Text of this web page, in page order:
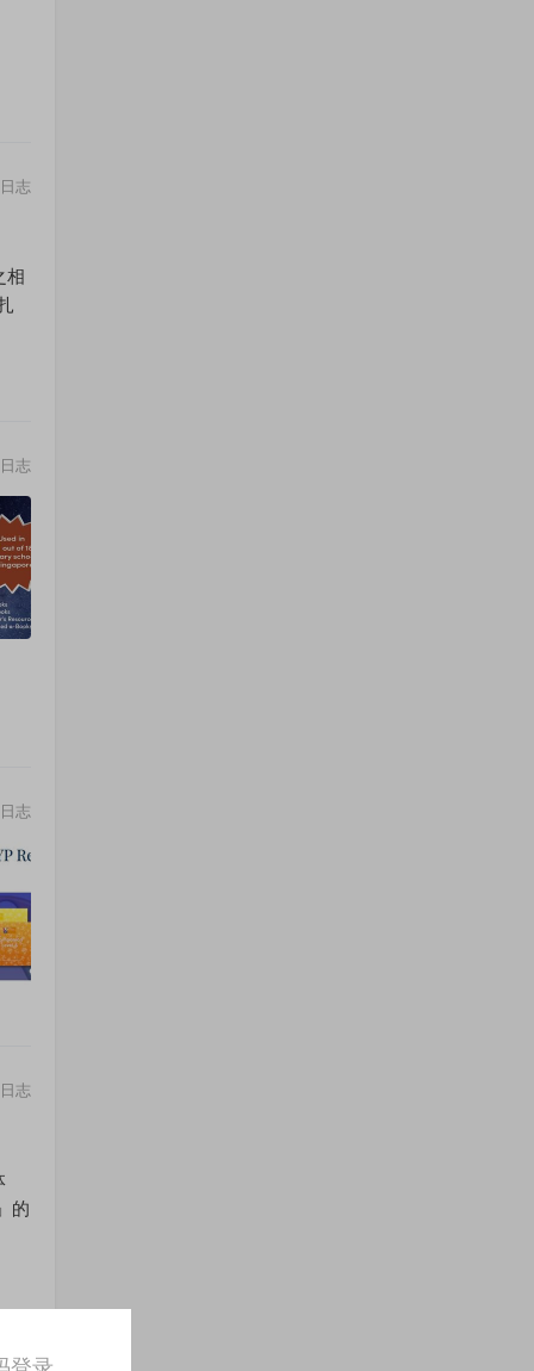
日志
相
日志
日志
日志
的